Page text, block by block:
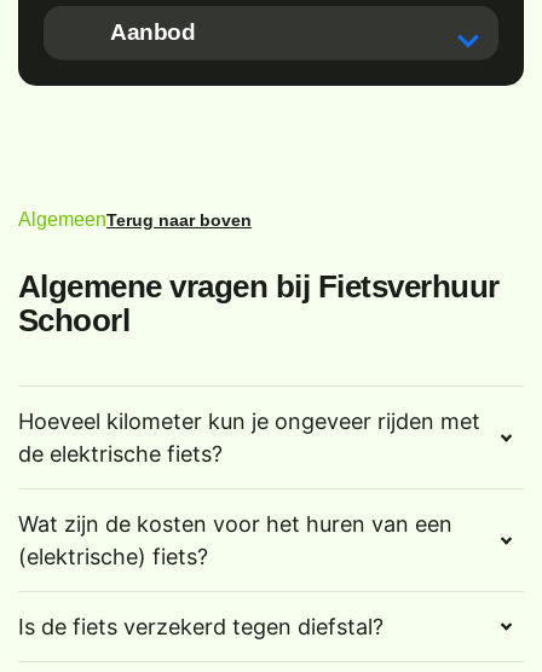
Aanbod
AlgemeenTerug naar boven
Algemene vragen bij Fietsverhuur
Schoorl
Hoeveel kilometer kun je ongeveer rijden met
de elektrische fiets?
Wat zijn de kosten voor het huren van een
(elektrische) fiets?
Is de fiets verzekerd tegen diefstal?